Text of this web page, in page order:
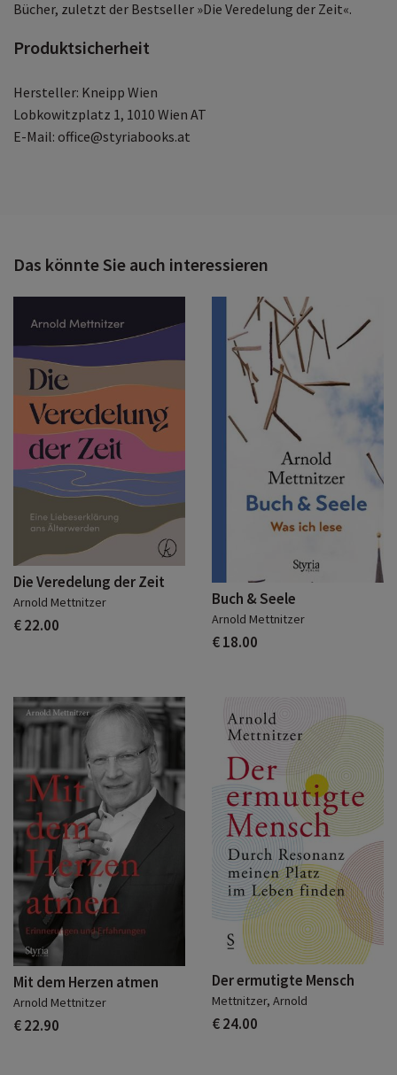
Bücher, zuletzt der Bestseller »Die Veredelung der Zeit«.
Produktsicherheit
Hersteller: Kneipp Wien
Lobkowitzplatz 1, 1010 Wien AT
E-Mail: office@styriabooks.at
Das könnte Sie auch interessieren
Die Veredelung der Zeit
Arnold Mettnitzer
€ 22.00
Buch & Seele
Arnold Mettnitzer
€ 18.00
Mit dem Herzen atmen
Arnold Mettnitzer
€ 22.90
Der ermutigte Mensch
Mettnitzer, Arnold
€ 24.00